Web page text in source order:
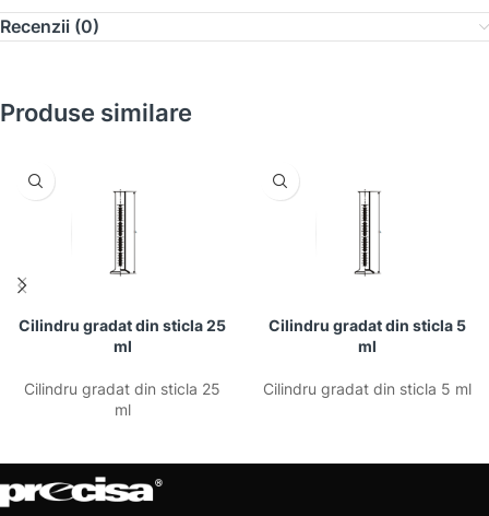
Recenzii (0)
Produse similare
Cilindru gradat din sticla 25
ml
Cilindru gradat din sticla 25
ml
Cilindru gradat din sticla 5
ml
Cilindru gradat din sticla 5 ml